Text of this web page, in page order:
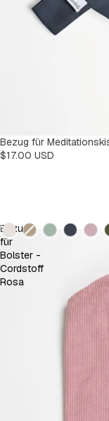
Bezug für
$17.00 USD
Kleur
Bezug
für
Bolster -
Cordstoff
Rosa